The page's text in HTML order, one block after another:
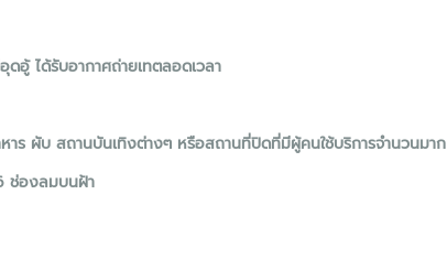
ดอู้ ได้รับอากาศถ่ายเทตลอดเวลา
าร ผับ สถานบันเทิงต่างๆ หรือสถานที่ปิดที่มีผู้คนใช้บริการจำนวนมาก
ช่องลมบนฝ้า